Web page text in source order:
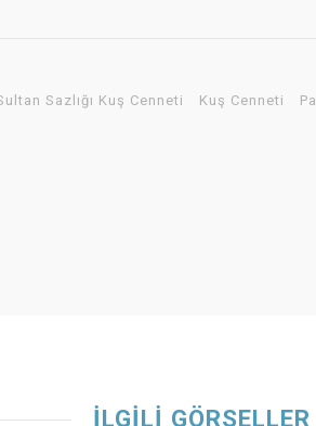
Sazlığı Kuş Cenneti Kuş Cenneti
İLGİLİ GÖRSELLER